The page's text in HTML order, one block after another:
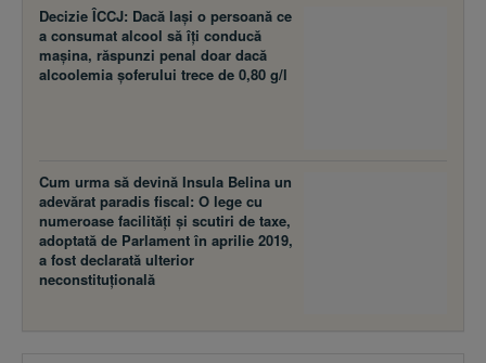
Decizie ÎCCJ: Dacă laşi o persoană ce
a consumat alcool să îţi conducă
maşina, răspunzi penal doar dacă
alcoolemia şoferului trece de 0,80 g/l
Cum urma să devină Insula Belina un
adevărat paradis fiscal: O lege cu
numeroase facilităţi şi scutiri de taxe,
adoptată de Parlament în aprilie 2019,
a fost declarată ulterior
neconstituţională